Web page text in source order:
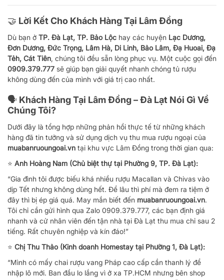
🤝 Lời Kết Cho Khách Hàng Tại Lâm Đồng
Dù bạn ở TP. Đà Lạt, TP. Bảo Lộc hay các huyện Lạc Dương,
Đơn Dương, Đức Trọng, Lâm Hà, Di Linh, Bảo Lâm, Đạ Huoai, Đạ
Tẻh, Cát Tiên, chúng tôi đều sẵn lòng phục vụ. Một cuộc gọi đến
0909.379.777 sẽ giúp bạn giải quyết nhanh chóng tủ rượu
không dùng đến của mình với giá trị cao nhất.
🗣️ Khách Hàng Tại Lâm Đồng – Đà Lạt Nói Gì Về
Chúng Tôi?
Dưới đây là tổng hợp những phản hồi thực tế từ những khách
hàng đã tin tưởng và sử dụng dịch vụ thu mua rượu ngoại của
muabanruoungoai.vn tại khu vực Lâm Đồng trong thời gian qua:
⭐ Anh Hoàng Nam (Chủ biệt thự tại Phường 9, TP. Đà Lạt):
“Gia đình tôi được biếu khá nhiều rượu Macallan và Chivas vào
dịp Tết nhưng không dùng hết. Để lâu thì phí mà đem ra tiệm ở
đây thì bị ép giá quá. May mắn biết đến muabanruoungoai.vn.
Tôi chỉ cần gửi hình qua Zalo 0909.379.777, các bạn định giá
nhanh và cử nhân viên đến tận nhà tại Đà Lạt thu mua chỉ sau 2
tiếng. Rất chuyên nghiệp và kín đáo!”
⭐ Chị Thu Thảo (Kinh doanh Homestay tại Phường 1, Đà Lạt):
“Mình có mấy chai rượu vang Pháp cao cấp cần thanh lý để
nhập lô mới. Ban đầu lo lắng vì ở xa TP.HCM nhưng bên shop